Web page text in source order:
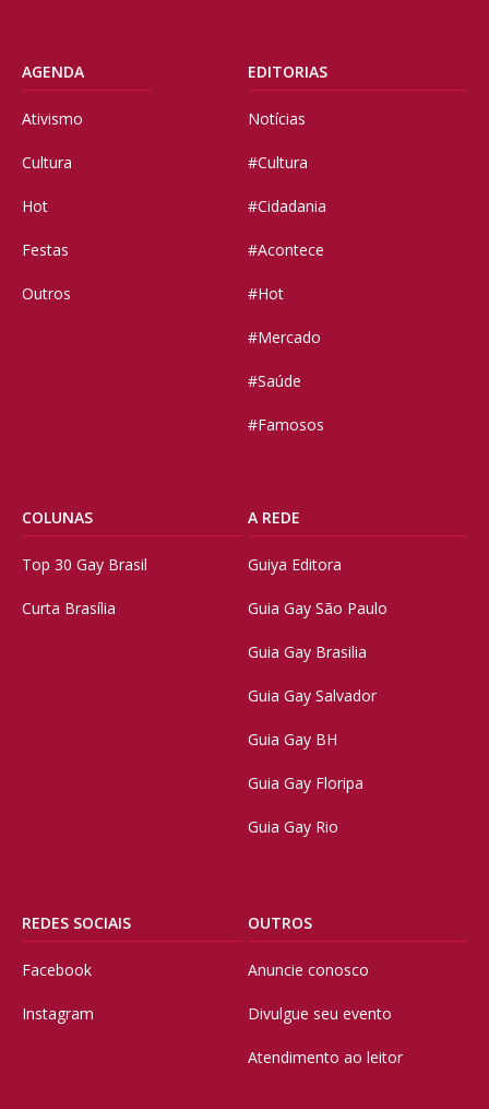
AGENDA
Ativismo
Cultura
Hot
Festas
Outros
EDITORIAS
Notícias
#Cultura
#Cidadania
#Acontece
#Hot
#Mercado
#Saúde
#Famosos
COLUNAS
Top 30 Gay Brasil
Curta Brasília
A REDE
Guiya Editora
Guia Gay São Paulo
Guia Gay Brasilia
Guia Gay Salvador
Guia Gay BH
Guia Gay Floripa
Guia Gay Rio
REDES SOCIAIS
Facebook
Instagram
OUTROS
Anuncie conosco
Divulgue seu evento
Atendimento ao leitor